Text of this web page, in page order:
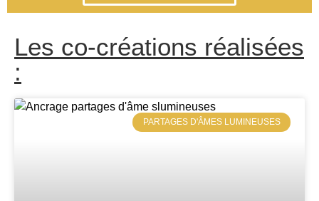
Les co-créations réalisées
:
PARTAGES D'ÂMES LUMINEUSES